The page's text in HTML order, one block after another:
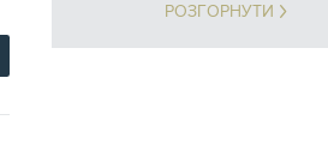
приміщень будинку,
РОЗГОРНУТИ